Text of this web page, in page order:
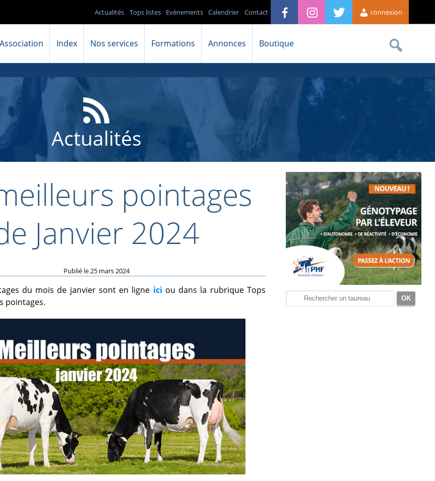
connexion
Contact
Calendrier
Evénements
Tops listes
Actualités
Association Index Nos services Formations Annonces Boutique
Actualités
pointages
Janvier 2024
Publié le25 mars 2024
du mois de janvier sont en ligne ici ou dans la rubrique Tops
pointages.